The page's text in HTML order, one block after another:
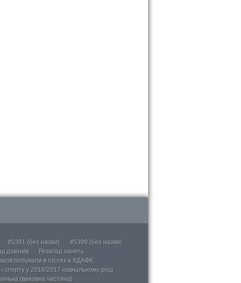
#5391 (без назви)
#5399 (без назви)
дзвінків
Розклад занять
побували в гостях в ХДАФК.
і спорту у 2016/2017 навчальному році
(виховна частина)